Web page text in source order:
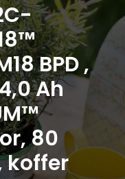
BPD ,
Ah
80
koffer